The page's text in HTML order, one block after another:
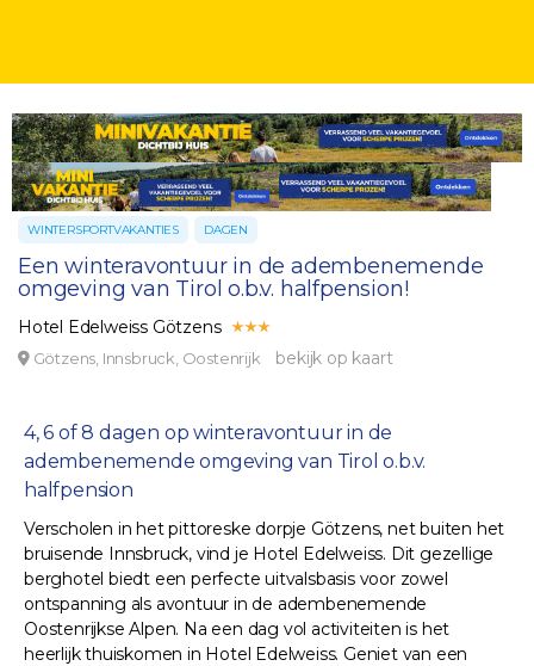
WINTERSPORTVAKANTIES DAGEN
Een winteravontuur in de adembenemende
omgeving van Tirol o.b.v. halfpension!
Hotel Edelweiss Götzens
Götzens, Innsbruck, Oostenrijk bekijk op kaart
4, 6 of 8 dagen op winteravontuur in de
adembenemende omgeving van Tirol o.b.v.
halfpension
Verscholen in het pittoreske dorpje Götzens, net buiten het
bruisende Innsbruck, vind je Hotel Edelweiss. Dit gezellige
berghotel biedt een perfecte uitvalsbasis voor zowel
ontspanning als avontuur in de adembenemende
Oostenrijkse Alpen. Na een dag vol activiteiten is het
heerlijk thuiskomen in Hotel Edelweiss. Geniet van een